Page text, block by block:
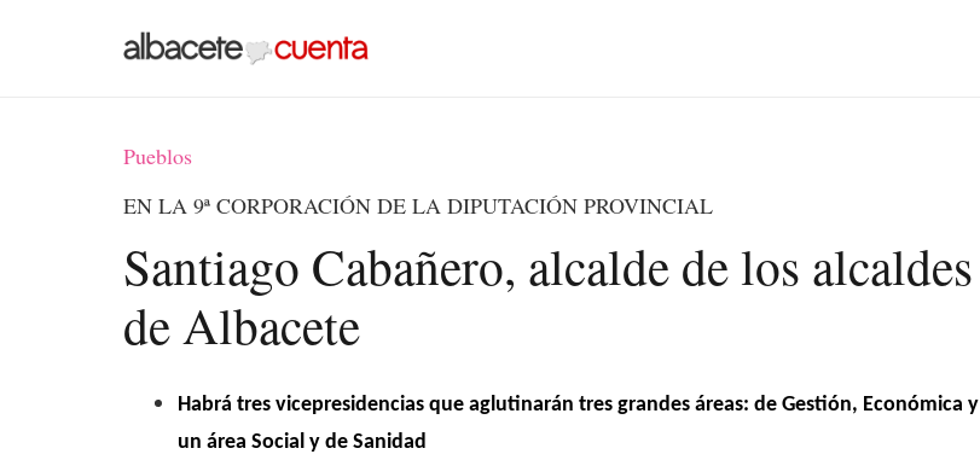
Pueblos
EN LA 9ª CORPORACIÓN DE LA DIPUTACIÓN PROVINCIAL
Santiago Cabañero, alcalde de los alcaldes
de Albacete
Habrá tres vicepresidencias que aglutinarán tres grandes áreas: de Gestión, Económica y
un área Social y de Sanidad